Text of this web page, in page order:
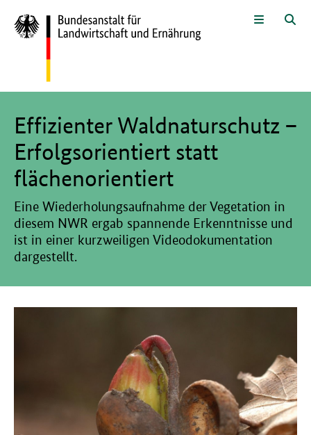
Menü
Effizienter Waldnaturschutz –
Erfolgsorientiert statt
flächenorientiert
Eine Wiederholungsaufnahme der Vegetation in
diesem NWR ergab spannende Erkenntnisse und
ist in einer kurzweiligen Videodokumentation
dargestellt.